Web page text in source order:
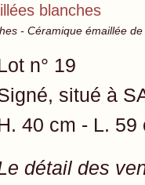
blanches
- Céramique émaillée
n° 19
situé à
40 cm - L. 59
détail des